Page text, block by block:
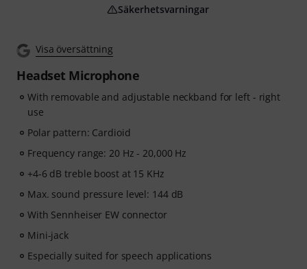
Visa översättning
Headset Microphone
With removable and adjustable neckband for left - right
use
Polar pattern: Cardioid
Frequency range: 20 Hz - 20,000 Hz
+4-6 dB treble boost at 15 KHz
Max. sound pressure level: 144 dB
With Sennheiser EW connector
Mini-jack
Especially suited for speech applications
Säkerhetsvarningar